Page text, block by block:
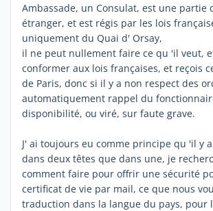
Ambassade, un Consulat, est une partie
étranger, et est régis par les lois
uniquement du Quai d' Orsay,
il ne peut nullement faire ce qu 'il veut,
conformer aux lois françaises, et reçois
de Paris, donc si il y a non respect des
automatiquement rappel du
disponibilité, ou viré, sur faute grave.
J' ai toujours eu comme principe qu 'il y
dans deux têtes que dans une, je
comment faire pour offrir une sécurité
certificat de vie par mail, ce que nous
traduction dans la langue du pays, pour